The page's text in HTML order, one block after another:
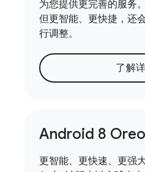
为您提供更完善的服务
但更智能、更快捷，还
行调整。
了解
Android 8 Oreo
更智能、更快速、更强